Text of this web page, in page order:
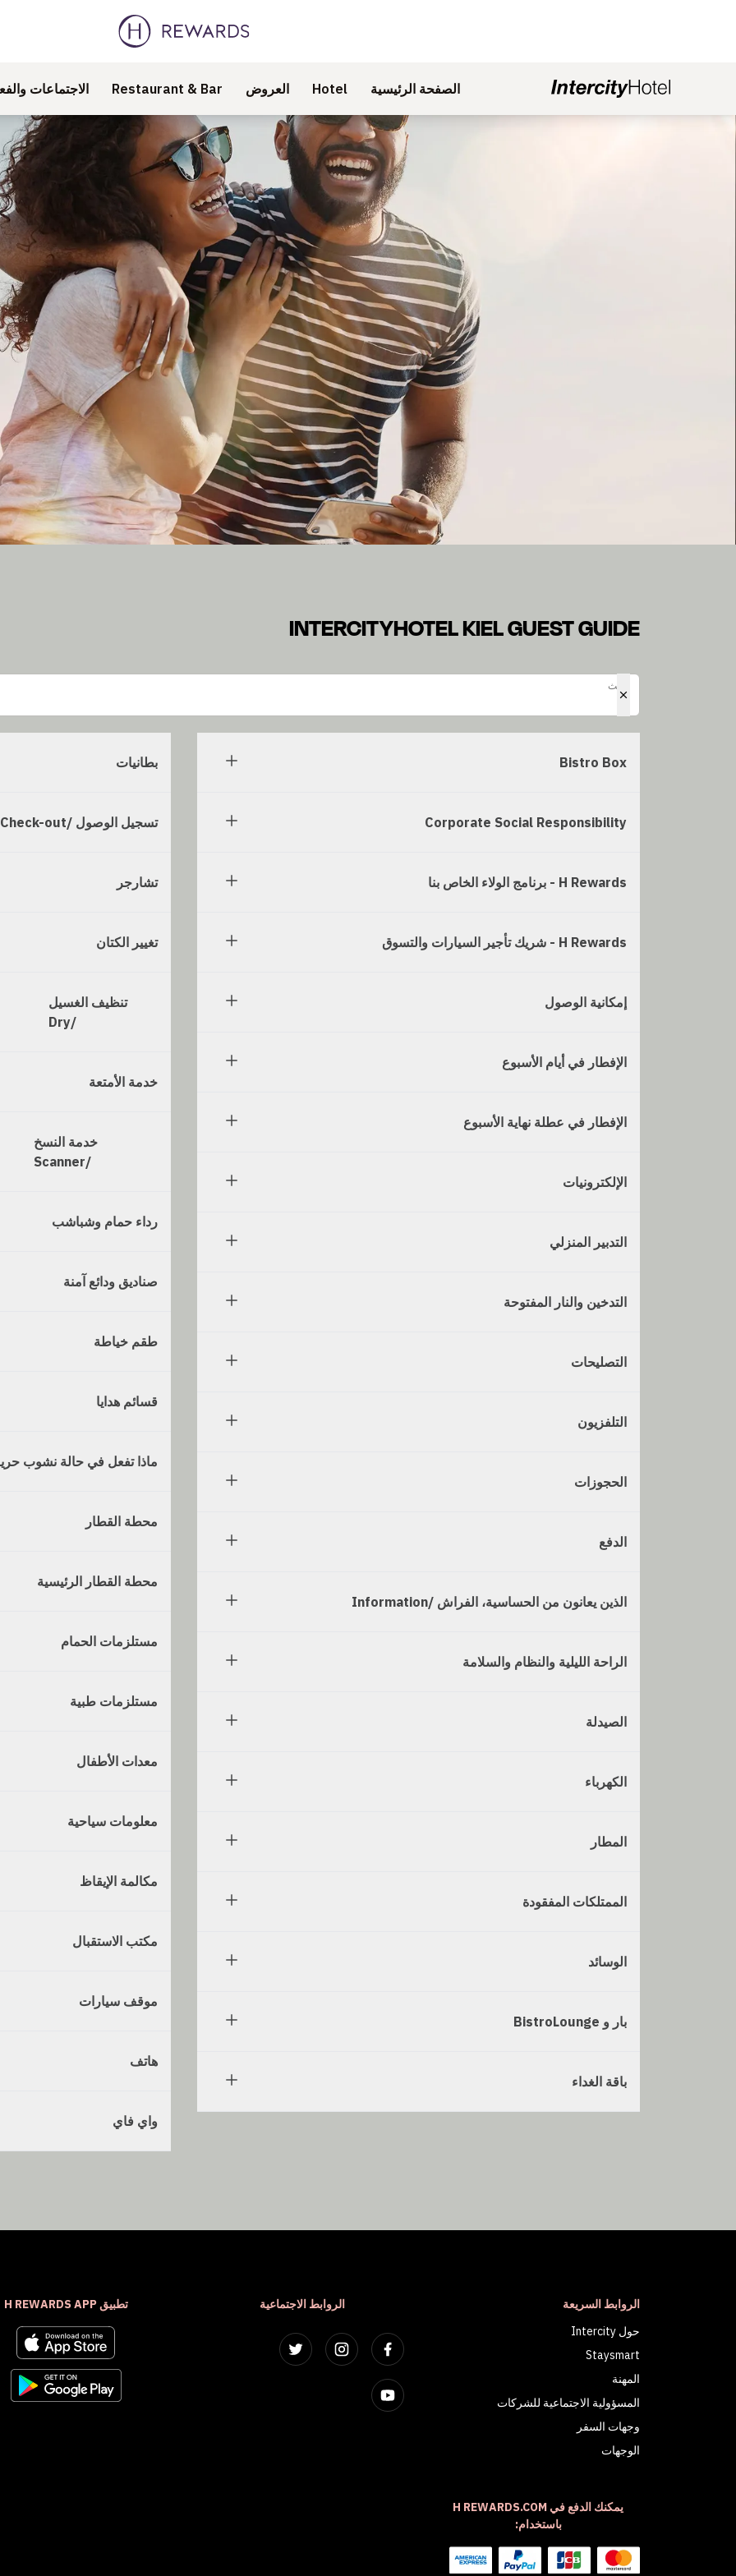
الصفحة الرئيسية Hotel العروض Restaurant & Bar الاجتماعات
الشريحة 1 من 1
في موقعنا Guest Guide، ستجد العديد من المعلومات المتعلقة بإقامتك في أحد فنادق H Rewards الخاصة بنا.INTERCITYHOTEL KIEL GUEST GUIDE
بحثبحث
Bistro Box
Corporate Social Responsibility
H Rewards - برنامج الولاء الخاص بنا
H Rewards - شريك تأجير السيارات والتسوق
إمكانية الوصول
الإفطار في أيام الأسبوع
الإفطار في عطلة نهاية الأسبوع
الإلكترونيات
التدبير المنزلي
التدخين والنار المفتوحة
التصليحات
التلفزيون
الحجوزات
الدفع
الذين يعانون من الحساسية، الفراش /Information
الراحة الليلية والنظام والسلامة
الصيدلة
الكهرباء
المطار
الممتلكات المفقودة
الوسائد
بار و BistroLounge
باقة الغداء
بطانيات
تسجيل الوصول /Check-out
تشارجر
تغيير الكتان
تنظيف الغسيل
/Dry
خدمة الأمتعة
خدمة النسخ
/Scanner
رداء حمام وشباشب
صناديق ودائع آمنة
طقم خياطة
قسائم هدايا
ماذا تفعل في حالة نشوب
محطة القطار
محطة القطار الرئيسية
مستلزمات الحمام
مستلزمات طبية
معدات الأطفال
معلومات سياحية
مكالمة الإيقاظ
مكتب الاستقبال
موقف سيارات
هاتف
واي فاي
الروابط السريعة
حول Intercity
Staysmart
المهنة
المسؤولية الاجتماعية للشركات
وجهات السفر
الوجهات
الروابط الاجتماعية تطبيق H REWARDS APP
يمكنك الدفع في H REWARDS.COM
باستخدام: